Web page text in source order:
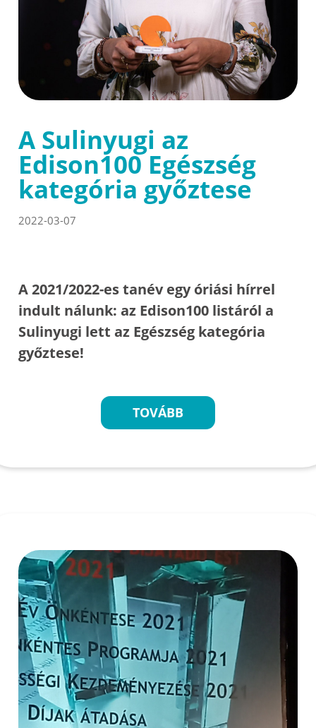
A Sulinyugi az
Edison100 Egészség
kategória győztese
2022-03-07
A 2021/2022-es tanév egy óriási hírrel
indult nálunk: az Edison100 listáról a
Sulinyugi lett az Egészség kategória
győztese!
TOVÁBB